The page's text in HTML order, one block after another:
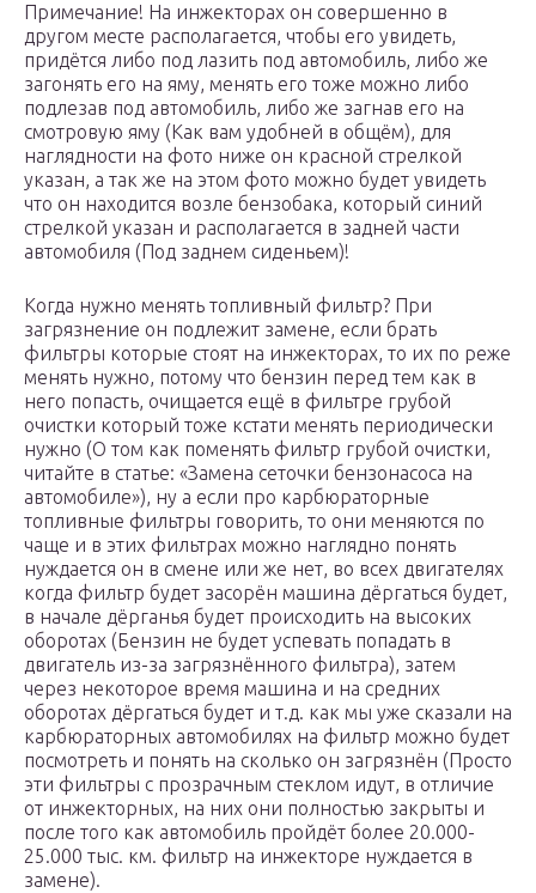
Примечание! На инжекторах он совершенно в
другом месте располагается, чтобы его увидеть,
придётся либо под лазить под автомобиль, либо же
загонять его на яму, менять его тоже можно либо
подлезав под автомобиль, либо же загнав его на
смотровую яму (Как вам удобней в общём), для
наглядности на фото ниже он красной стрелкой
указан, а так же на этом фото можно будет увидеть
что он находится возле бензобака, который синий
стрелкой указан и располагается в задней части
автомобиля (Под заднем сиденьем)!
Когда нужно менять топливный фильтр? При
загрязнение он подлежит замене, если брать
фильтры которые стоят на инжекторах, то их по реже
менять нужно, потому что бензин перед тем как в
него попасть, очищается ещё в фильтре грубой
очистки который тоже кстати менять периодически
нужно (О том как поменять фильтр грубой очистки,
читайте в статье: «Замена сеточки бензонасоса на
автомобиле»), ну а если про карбюраторные
топливные фильтры говорить, то они меняются по
чаще и в этих фильтрах можно наглядно понять
нуждается он в смене или же нет, во всех двигателях
когда фильтр будет засорён машина дёргаться будет,
в начале дёрганья будет происходить на высоких
оборотах (Бензин не будет успевать попадать в
двигатель из-за загрязнённого фильтра), затем
через некоторое время машина и на средних
оборотах дёргаться будет и т.д. как мы уже сказали на
карбюраторных автомобилях на фильтр можно будет
посмотреть и понять на сколько он загрязнён (Просто
эти фильтры с прозрачным стеклом идут, в отличие
от инжекторных, на них они полностью закрыты и
после того как автомобиль пройдёт более 20.000-
25.000 тыс. км. фильтр на инжекторе нуждается в
замене).